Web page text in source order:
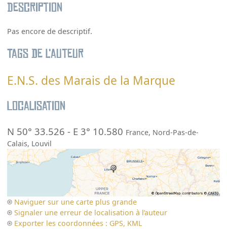
Description
Pas encore de descriptif.
Tags de l’auteur
E.N.S. des Marais de la Marque
Localisation
N 50° 33.526 - E 3° 10.580 France, Nord-Pas-de-
Calais, Louvil
Naviguer sur une carte plus grande
Signaler une erreur de localisation à l’auteur
Exporter les coordonnées : GPS, KML